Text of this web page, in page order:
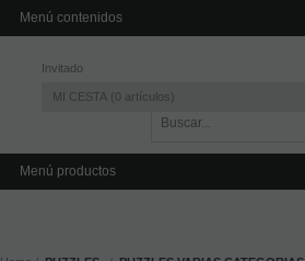
Invitado
MI CESTA 0 artículos
Menú contenidos
Menú productos